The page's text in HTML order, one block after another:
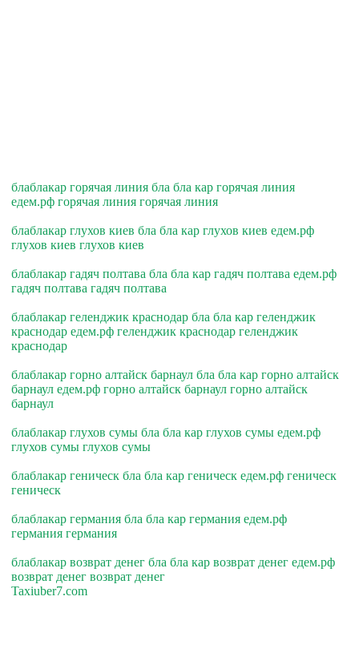
блаблакар горячая линия бла бла кар горячая линия
едем.рф горячая линия горячая линия
блаблакар глухов киев бла бла кар глухов киев едем.рф
глухов киев глухов киев
блаблакар гадяч полтава бла бла кар гадяч полтава едем.рф
гадяч полтава гадяч полтава
блаблакар геленджик краснодар бла бла кар геленджик
краснодар едем.рф геленджик краснодар геленджик
краснодар
блаблакар горно алтайск барнаул бла бла кар горно алтайск
барнаул едем.рф горно алтайск барнаул горно алтайск
барнаул
блаблакар глухов сумы бла бла кар глухов сумы едем.рф
глухов сумы глухов сумы
блаблакар геническ бла бла кар геническ едем.рф геническ
геническ
блаблакар германия бла бла кар германия едем.рф
германия германия
блаблакар возврат денег бла бла кар возврат денег едем.рф
возврат денег возврат денег
Taxiuber7.com